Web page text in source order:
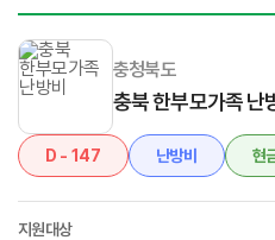
충청북도
충북 한부모가족 난
D - 147 난방비 현
지원대상